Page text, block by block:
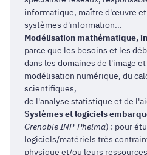
informatique, maître d'œuvre
systèmes d'information...
Modélisation mathématique,
parce que les besoins et les
dans les domaines de l'image
modélisation numérique, du
scientifiques,
de l'analyse statistique et de
Systèmes et logiciels
Grenoble INP-Phelma) : pour
logiciels/matériels très
physique et/ou leurs